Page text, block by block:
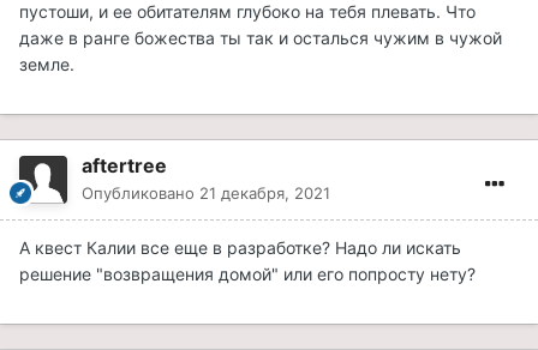
пустоши, и ее обитателям глубоко на тебя плевать. Что
даже в ранге божества ты так и осталься чужим в чужой
земле.
aftertree
Опубликовано 21 декабря, 2021
А квест Калии все еще в разработке? Надо ли искать
решение "возвращения домой" или его попросту нету?